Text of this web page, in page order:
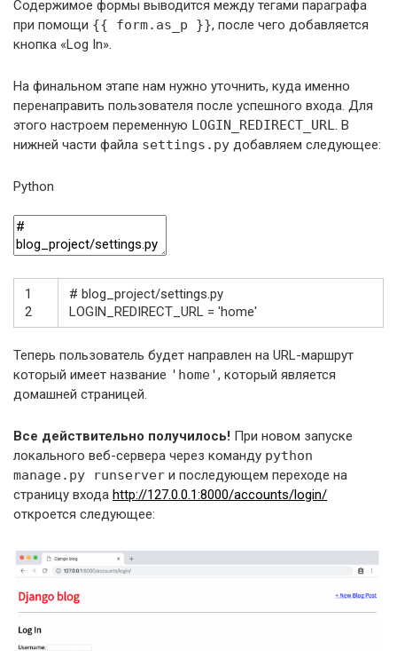
Содержимое формы выводится между тегами параграфа
при помощи {{ form.as_p }}, после чего добавляется
кнопка «Log In».
На финальном этапе нам нужно уточнить, куда именно
перенаправить пользователя после успешного входа. Для
этого настроем переменную LOGIN_REDIRECT_URL. В
нижней части файла settings.py добавляем следующее:
Python
1
2
# blog_project/settings.py
LOGIN_REDIRECT_URL = 'home'
Теперь пользователь будет направлен на URL-маршрут
который имеет название 'home', который является
домашней страницей.
Все действительно получилось! При новом запуске
локального веб-сервера через команду python
manage.py runserver и последующем переходе на
страницу входа http://127.0.0.1:8000/accounts/login/
откроется следующее: